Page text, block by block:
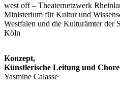
west off – Theaternetzwerk
Ministerium für Kultur und
Westfalen und die Kulturämter der
Köln
Konzept,
Künstlerische Leitung und
Yasmine Calasse